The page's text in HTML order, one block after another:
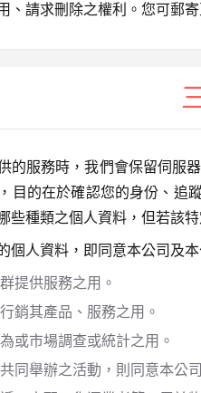
、請求刪除之權利。您可郵
的服務時，我們會保留伺服
目的在於確認您的身份、追
些種類之個人資料，但若該
個人資料，即同意本公司及
提供服務之用。
銷其產品、服務之用。
或市場調查或統計之用。
同舉辦之活動，則同意本公